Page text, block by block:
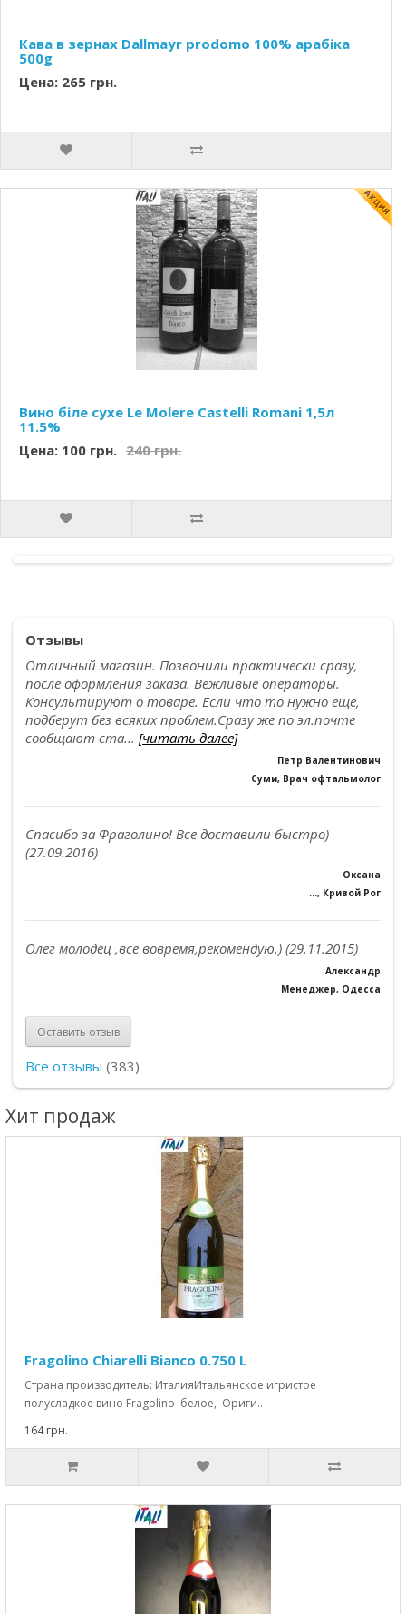
Кава в зернах Dallmayr prodomo 100% арабіка
500g
Цена: 265 грн.
Вино біле сухе Le Molere Castelli Romani 1,5л
11.5%
Цена: 100 грн. 240 грн.
Отзывы
Отличный магазин. Позвонили практически сразу,
после оформления заказа. Вежливые операторы.
Консультируют о товаре. Если что то нужно еще,
подберут без всяких проблем.Сразу же по эл.почте
сообщают ста... [читать далее]
Петр Валентинович
Cуми, Врач офтальмолог
Спасибо за Фраголино! Все доставили быстро)
(27.09.2016)
Оксана
..., Кривой Рог
Олег молодец ,все вовремя,рекомендую.) (29.11.2015)
Александр
Менеджер, Одесса
Оставить отзыв
Все отзывы (383)
Хит продаж
Fragolino Chiarelli Bianco 0.750 L
Страна производитель: ИталияИтальянское игристое
полусладкое вино Fragolino белое, Ориги..
164 грн.